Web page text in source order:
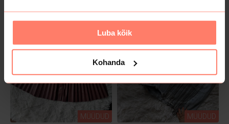
Luba kõik
Kohanda
MÜÜDUD MÜÜDUD